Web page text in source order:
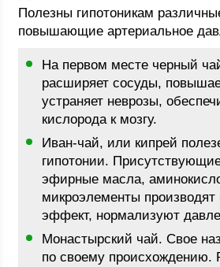
Полезны гипотоникам
повышающие артериальное
На первом месте черный
расширяет сосуды,
устраняет неврозы,
кислорода к мозгу.
Иван-чай, или кипрей
гипотонии.
эфирные масла,
микроэлементы
эффект, нормализуют
Монастырский чай. Свое
по своему происхождению.